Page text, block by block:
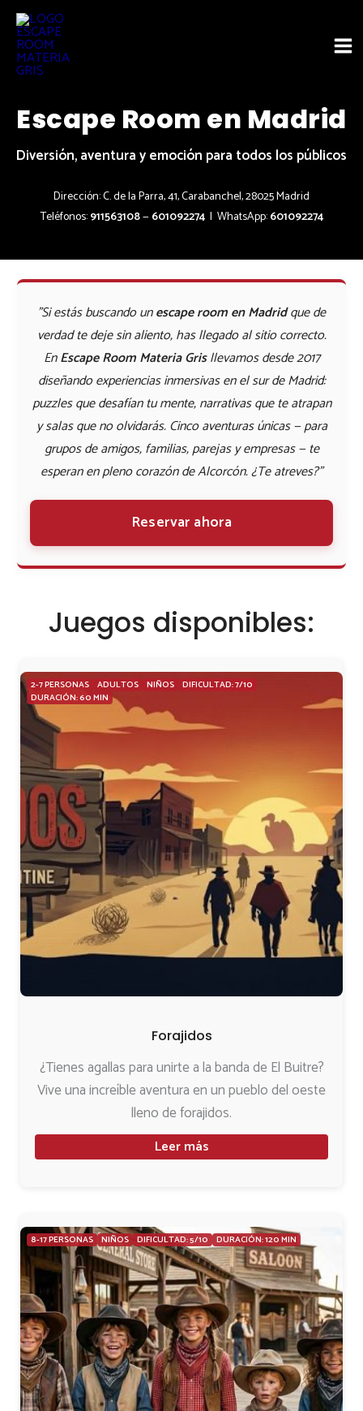
contenido
Escape Room en Madrid
Diversión, aventura y emoción para todos los públicos
Dirección: C. de la Parra, 41, Carabanchel, 28025 Madrid
Teléfonos:911563108— 601092274| WhatsApp:601092274
"Si estás buscando unescape room en Madridque de
verdad te deje sin aliento, has llegado al sitio correcto.
EnEscape Room Materia Grisllevamos desde 2017
diseñando experiencias inmersivas en el sur de Madrid:
puzzles que desafían tu mente, narrativas que te atrapan
y salas que no olvidarás. Cinco aventuras únicas — para
grupos de amigos, familias, parejas y empresas — te
esperan en pleno corazón de Alcorcón. ¿Te atreves?"
Reservar ahora
Juegos disponibles:
2-7 PERSONAS ADULTOS NIÑOS DIFICULTAD: 7/10
DURACIÓN: 60 MIN
Forajidos
¿Tienes agallas para unirte a la banda de El Buitre?
Vive una increíble aventura en un pueblo del oeste
lleno de forajidos.
Leer más
8-17 PERSONAS NIÑOS DIFICULTAD: 5/10 DURACIÓN: 120 MIN